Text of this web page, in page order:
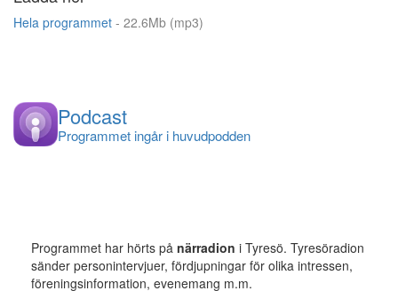
Hela programmet - 22.6Mb (mp3)
Podcast
Programmet ingår i huvudpodden
Programmet har hörts på närradion i Tyresö. Tyresöradion
sänder personintervjuer, fördjupningar för olika intressen,
föreningsinformation, evenemang m.m.